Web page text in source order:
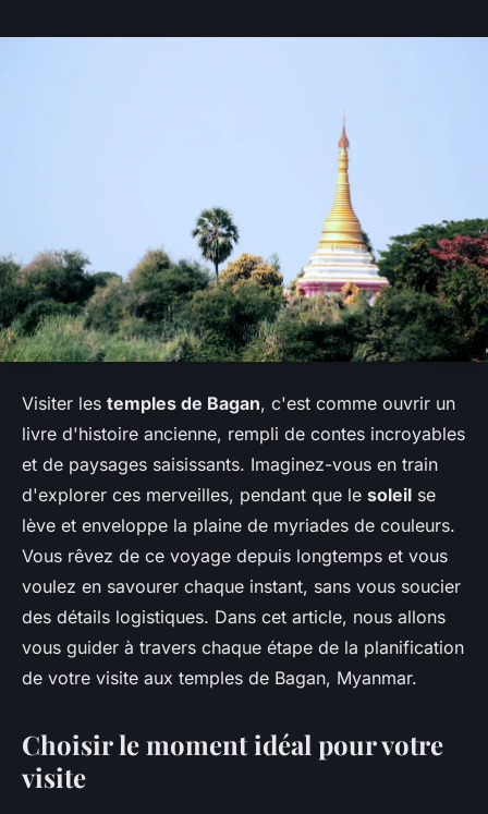
Visiter les temples de Bagan, c'est comme ouvrir un
livre d'histoire ancienne, rempli de contes incroyables
et de paysages saisissants. Imaginez-vous en train
d'explorer ces merveilles, pendant que le soleil se
lève et enveloppe la plaine de myriades de couleurs.
Vous rêvez de ce voyage depuis longtemps et vous
voulez en savourer chaque instant, sans vous soucier
des détails logistiques. Dans cet article, nous allons
vous guider à travers chaque étape de la planification
de votre visite aux temples de Bagan, Myanmar.
Choisir le moment idéal pour votre
visite